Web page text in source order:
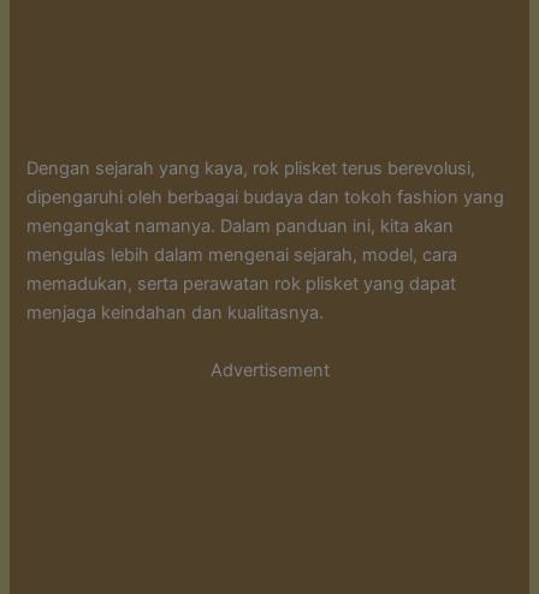
Dengan sejarah yang kaya, rok plisket terus berevolusi,
dipengaruhi oleh berbagai budaya dan tokoh fashion yang
mengangkat namanya. Dalam panduan ini, kita akan
mengulas lebih dalam mengenai sejarah, model, cara
memadukan, serta perawatan rok plisket yang dapat
menjaga keindahan dan kualitasnya.
Advertisement